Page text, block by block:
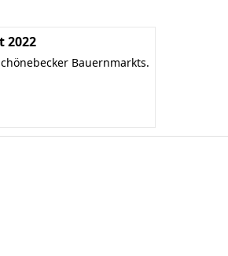
2022
Bauernmarkts.